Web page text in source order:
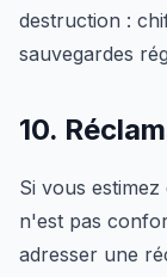
destruction :
sauvegardes
10.
Si vous
n'est pas
adresser une